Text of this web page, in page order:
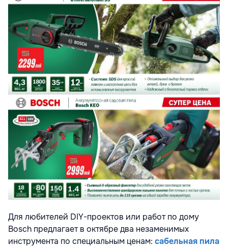
Для любителей DIY-проектов или работ по дому
Bosch предлагает в октябре два незаменимых
инструмента по специальным ценам: сабельная пила